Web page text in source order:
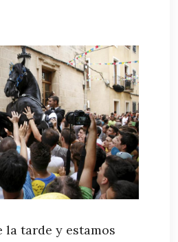
la tarde y estamos